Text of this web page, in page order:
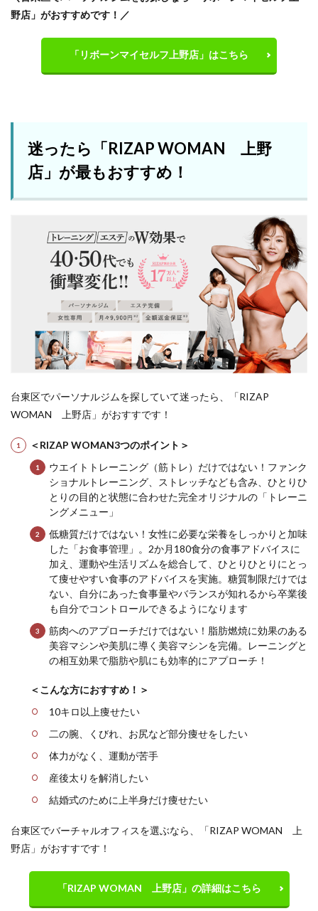
野店」がおすすめです！／
「リボーンマイセルフ上野店」はこちら
迷ったら「RIZAP WOMAN 上野
店」が最もおすすめ！
台東区でパーソナルジムを探していて迷ったら、「RIZAP
WOMAN 上野店」がおすすです！
＜RIZAP WOMAN3つのポイント＞
ウエイトトレーニング（筋トレ）だけではない！ファンク
ショナルトレーニング、ストレッチなども含み、ひとりひ
とりの目的と状態に合わせた完全オリジナルの「トレーニ
ングメニュー」
低糖質だけではない！女性に必要な栄養をしっかりと加味
した「お食事管理」。2か月180食分の食事アドバイスに
加え、運動や生活リズムを総合して、ひとりひとりにとっ
て痩せやすい食事のアドバイスを実施。糖質制限だけでは
ない、自分にあった食事量やバランスが知れるから卒業後
も自分でコントロールできるようになります
筋肉へのアプローチだけではない！脂肪燃焼に効果のある
美容マシンや美肌に導く美容マシンを完備。レーニングと
の相互効果で脂肪や肌にも効率的にアプローチ！
＜こんな方におすすめ！＞
10キロ以上痩せたい
二の腕、くびれ、お尻など部分痩せをしたい
体力がなく、運動が苦手
産後太りを解消したい
結婚式のために上半身だけ痩せたい
台東区でバーチャルオフィスを選ぶなら、「RIZAP WOMAN 上
野店」がおすすです！
「RIZAP WOMAN 上野店」の詳細はこちら